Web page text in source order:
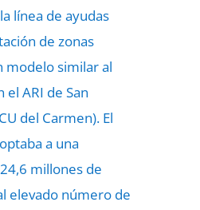
línea de ayudas
de zonas
modelo similar al
ARI de San
del Carmen). El
a una
millones de
elevado número de